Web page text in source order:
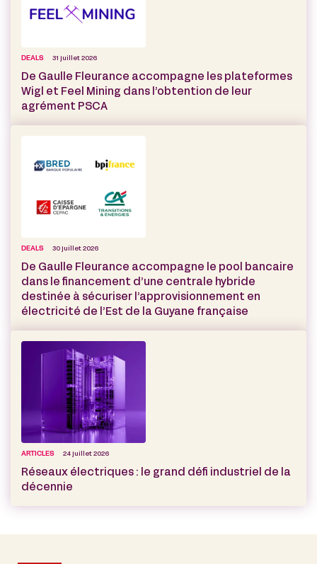
DEALS 31 juillet 2026
De Gaulle Fleurance accompagne les plateformes
Wigl et Feel Mining dans l’obtention de leur
agrément PSCA
DEALS 30 juillet 2026
De Gaulle Fleurance accompagne le pool bancaire
dans le financement d’une centrale hybride
destinée à sécuriser l’approvisionnement en
électricité de l’Est de la Guyane française
ARTICLES 24 juillet 2026
Réseaux électriques : le grand défi industriel de la
décennie